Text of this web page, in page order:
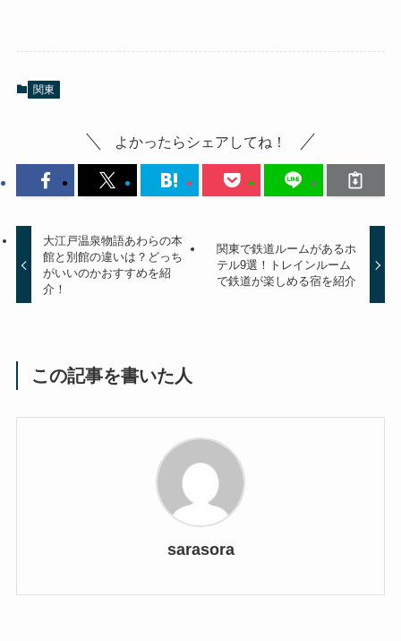
関東
よかったらシェアしてね！
大江戸温泉物語あわらの本
館と別館の違いは？どっち
がいいのかおすすめを紹
介！
関東で鉄道ルームがあるホ
テル9選！トレインルーム
で鉄道が楽しめる宿を紹介
この記事を書いた人
sarasora